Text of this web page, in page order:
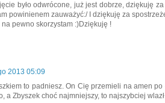
było odwrócone, już jest dobrze, dziękuję
powinienem zauważyć:/ I dziękuję za
pewno skorzystam :)Dziękuję !
2013 05:09
to padniesz. On Cię przemieli na amen
a Zbyszek choć najmniejszy, to najszybciej